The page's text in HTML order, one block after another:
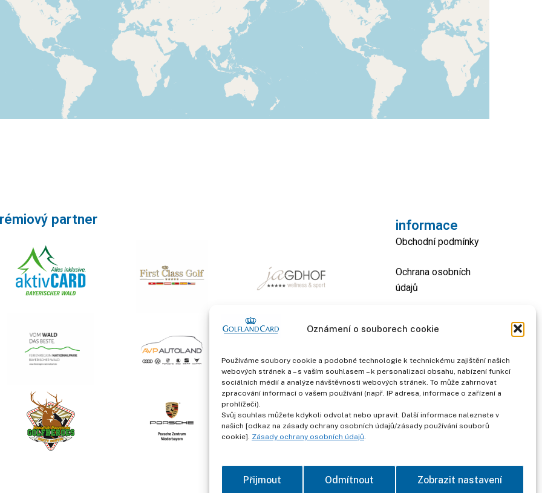
Oznámení o souborech cookie
Používáme soubory cookie a podobné technologie k technickému zajištění našich
webových stránek a – s vaším souhlasem – k personalizaci obsahu, nabízení funkcí
sociálních médií a analýze návštěvnosti webových stránek. To může zahrnovat
zpracování informací o vašem používání (např. IP adresa, informace o zařízení a
prohlížeči).
Svůj souhlas můžete kdykoli odvolat nebo upravit. Další informace naleznete v
našich [odkaz na zásady ochrany osobních údajů/zásady používání souborů
cookie]. Zásady ochrany osobních údajů.
Přijmout Odmítnout Zobrazit nastavení
partner informace
Obchodní podmínky
Ochrana osobních
údajů